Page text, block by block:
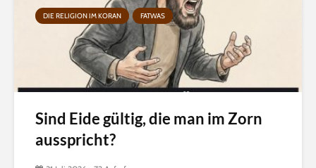
DIE RELIGION IM KORAN FATWAS
Sind Eide gültig, die man im Zorn
ausspricht?